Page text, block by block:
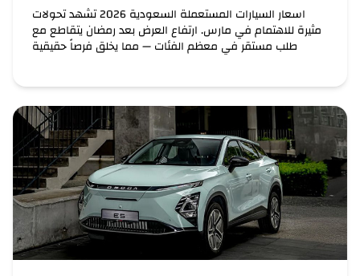
مازيراتي
مايباخ
مازدا
ماكلارين
ميركوري
ام جي
اسعار السيارات المستعملة السعودية 2026 تشهد تحولات
مثيرة للاهتمام في مارس. ارتفاع العرض بعد رمضان يتقاطع مع
طلب مستقر في معظم الفئات — مما يخلق فرصاً حقيقية
السعودية وتبي تشتري أو تبيع سيارتك، منصات
زي كارسويتش تقدر تساعدك في العثور على السيارة المناسبة
اللي تناسب […]